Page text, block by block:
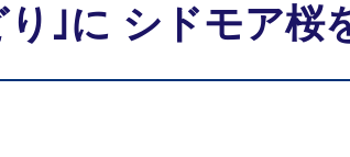
｣に シドモア桜